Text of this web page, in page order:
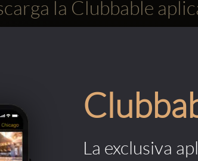
la Clubbable
La exclusiva